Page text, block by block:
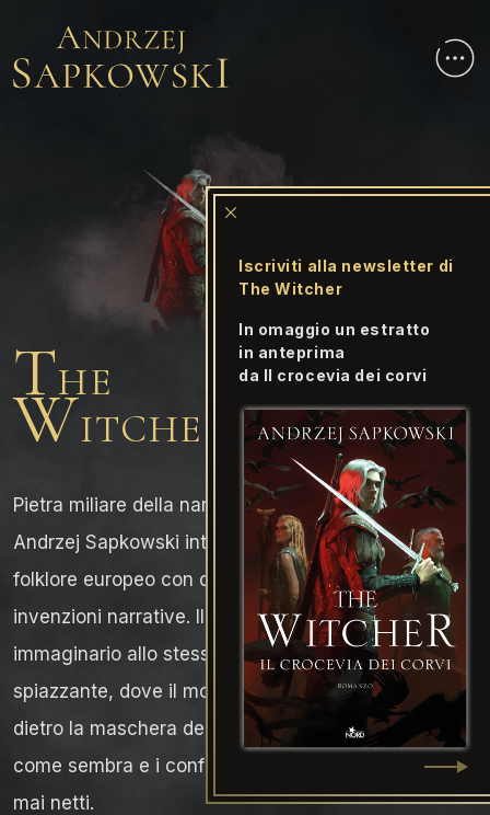
THE
WITCHER
Pietra miliare della narrativa fantasy, la saga di
Andrzej Sapkowski intreccia miti e leggende del
folklore europeo con originali e travolgenti
invenzioni narrative. Il risultato è un mondo
immaginario allo stesso tempo familiare e
spiazzante, dove il mostro più feroce si nasconde
dietro la maschera dell’uomo comune, dove nulla è
come sembra e i confini tra Bene e Male non sono
mai netti.
Iscriviti alla newsletter di
The Witcher
In omaggio un estratto
in anteprima
da Il crocevia dei corvi